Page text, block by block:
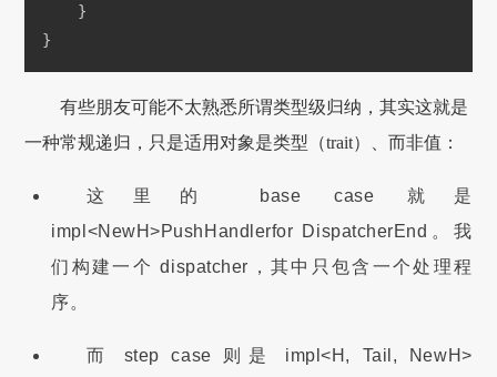
    }
}
有些朋友可能不太熟悉所谓类型级归纳，其实这就是
一种常规递归，只是适用对象是类型（trait）、而非值：
这里的 base case 就是
impl <NewH>PushHandlerfor DispatcherEnd。我
们构建一个 dispatcher，其中只包含一个处理程
序。
而 step case 则是 impl<H, Tail, NewH>